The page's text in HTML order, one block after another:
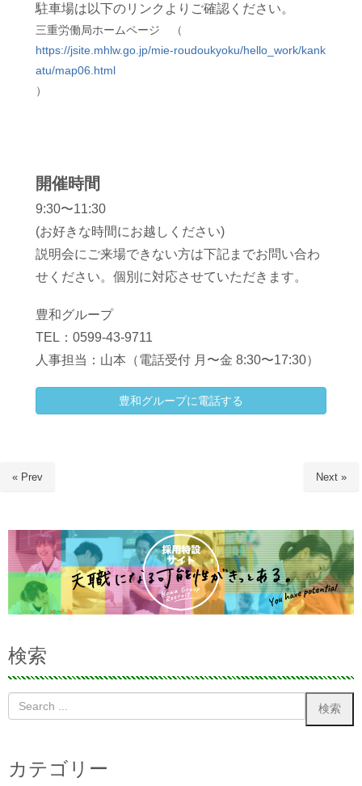
駐車場は以下のリンクよりご確認ください。
三重労働局ホームページ （
https://jsite.mhlw.go.jp/mie-roudoukyoku/hello_work/kank
atu/map06.html
）
開催時間
9:30〜11:30
(お好きな時間にお越しください)
説明会にご来場できない方は下記までお問い合わ
せください。 個別に対応させていただきます。
豊和グループ
TEL：0599-43-9711
人事担当：山本（電話受付 月〜金 8:30〜17:30）
豊和グループに電話する
« Prev Next »
検索
カテゴリー